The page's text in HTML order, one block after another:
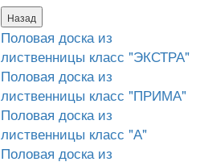
Назад
Половая доска из
лиственницы класс "ЭКСТРА"
Половая доска из
лиственницы класс "ПРИМА"
Половая доска из
лиственницы класс "А"
Половая доска из